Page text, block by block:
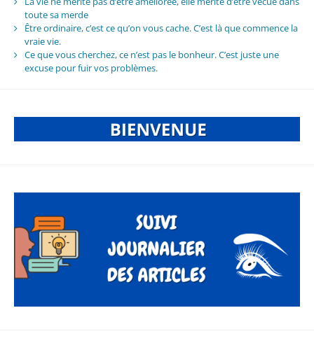
toute sa merde
Être ordinaire, c’est ce qu’on vous cache. C’est là que commence la
vraie vie.
Ce que vous cherchez, ce n’est pas le bonheur. C’est juste une
excuse pour fuir vos problèmes.